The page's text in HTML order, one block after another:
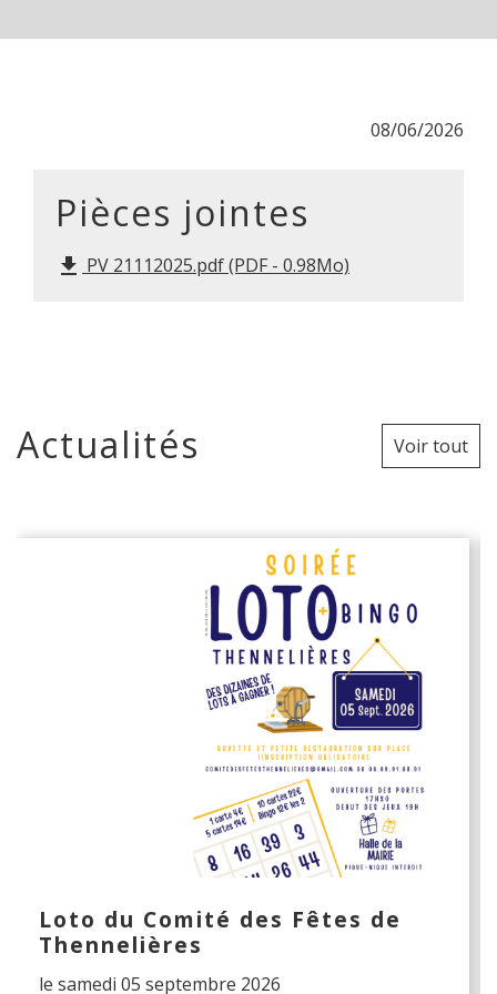
08/06/2026
Pièces jointes
file_download PV 21112025.pdf (PDF - 0.98Mo)
Actualités Voir tout
Loto du Comité des Fêtes de
Thennelières
le samedi 05 septembre 2026